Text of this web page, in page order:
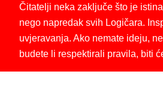
Čitatelji neka zaključe što je
nego napredak svih Logičara.
uvjeravanja. Ako nemate ideju,
budete li respektirali pravila, biti